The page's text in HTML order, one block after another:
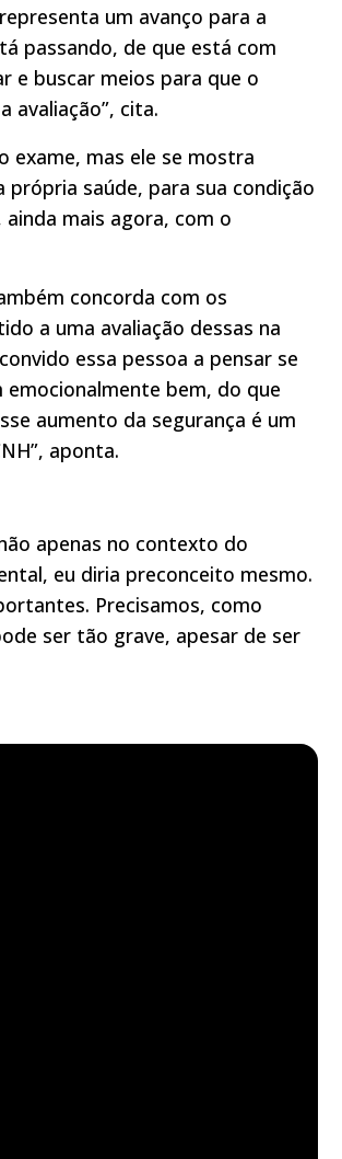
um avanço para a
passando, de que está com
e buscar meios para que o
avaliação”, cita.
exame, mas ele se mostra
própria saúde, para sua condição
mais agora, com o
concorda com os
a uma avaliação dessas na
essa pessoa a pensar se
bem, do que
aumento da segurança é um
aponta.
apenas no contexto do
eu diria preconceito mesmo.
Precisamos, como
ser tão grave, apesar de ser